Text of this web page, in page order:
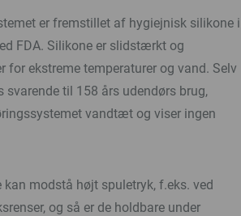
er fremstillet af hygiejnisk silikone i
FDA. Silikone er slidstærkt og
for ekstreme temperaturer og vand. Selv
svarende til 158 års udendørs brug,
vandtæt og viser ingen
kan modstå højt spuletryk, f.eks. ved
og så er de holdbare under